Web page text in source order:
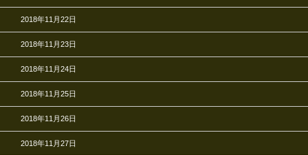
2018年11月22日
2018年11月23日
2018年11月24日
2018年11月25日
2018年11月26日
2018年11月27日